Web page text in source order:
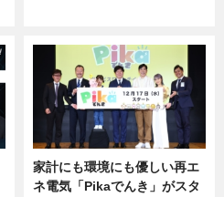
家計にも環境にも優しい再エ
ネ電気「Pikaでんき」がスタ